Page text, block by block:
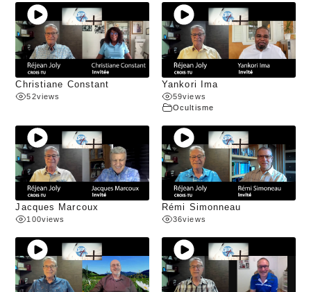
Christiane Constant
52views
Yankori Ima
59views
Ocultisme
Jacques Marcoux
100views
Rémi Simonneau
36views